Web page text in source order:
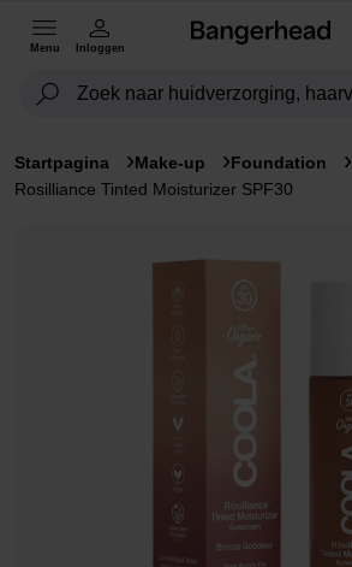
Menu Inloggen
Startpagina Make-up Foundation
Rosilliance Tinted Moisturizer SPF30